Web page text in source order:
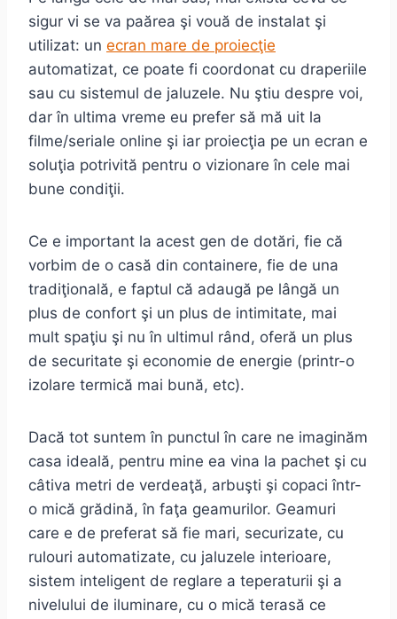
sigur vi se va paărea şi vouă de instalat şi
utilizat: un ecran mare de proiecţie
automatizat, ce poate fi coordonat cu draperiile
sau cu sistemul de jaluzele. Nu ştiu despre voi,
dar în ultima vreme eu prefer să mă uit la
filme/seriale online şi iar proiecţia pe un ecran e
soluţia potrivită pentru o vizionare în cele mai
bune condiţii.
Ce e important la acest gen de dotări, fie că
vorbim de o casă din containere, fie de una
tradiţională, e faptul că adaugă pe lângă un
plus de confort şi un plus de intimitate, mai
mult spaţiu şi nu în ultimul rând, oferă un plus
de securitate şi economie de energie (printr-o
izolare termică mai bună, etc).
Dacă tot suntem în punctul în care ne imaginăm
casa ideală, pentru mine ea vina la pachet şi cu
câtiva metri de verdeaţă, arbuşti şi copaci într-
o mică grădină, în faţa geamurilor. Geamuri
care e de preferat să fie mari, securizate, cu
rulouri automatizate, cu jaluzele interioare,
sistem inteligent de reglare a teperaturii şi a
nivelului de iluminare, cu o mică terasă ce